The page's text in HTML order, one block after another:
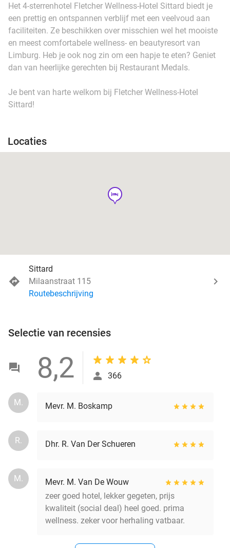
Het 4-sterrenhotel Fletcher Wellness-Hotel Sittard biedt je
een prettig en ontspannen verblijf met een veelvoud aan
faciliteiten. Ze beschikken over misschien wel het mooiste
en meest comfortabele wellness- en beautyresort van
Limburg. Heb je ook nog zin om een hapje te eten? Geniet
dan van heerlijke gerechten bij Restaurant Medals.
Je bent van harte welkom bij Fletcher Wellness-Hotel
Sittard!
Locaties
hotel
Sittard
Milaanstraat 115
Routebeschrijving
Selectie van recensies
8,2 366
M. Mevr. M. Boskamp
R. Dhr. R. Van Der Schueren
M.
Mevr. M. Van De Wouw
zeer goed hotel, lekker gegeten, prijs
kwaliteit (social deal) heel goed. prima
wellness. zeker voor herhaling vatbaar.